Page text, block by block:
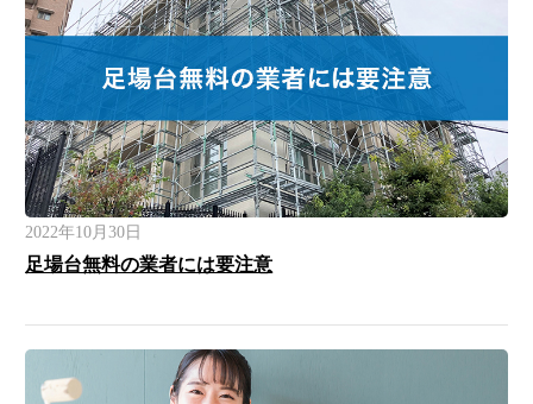
2022年10月30日
足場台無料の業者には要注意